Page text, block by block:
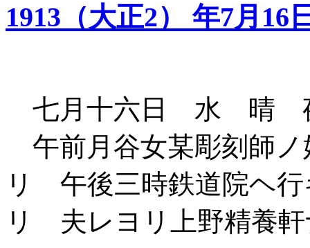
1913（大正2） 年7月16
七月十六日 水 晴
午前月谷女某彫刻師ノ
リ 午後三時鉄道院ヘ行
リ 夫レヨリ上野精養